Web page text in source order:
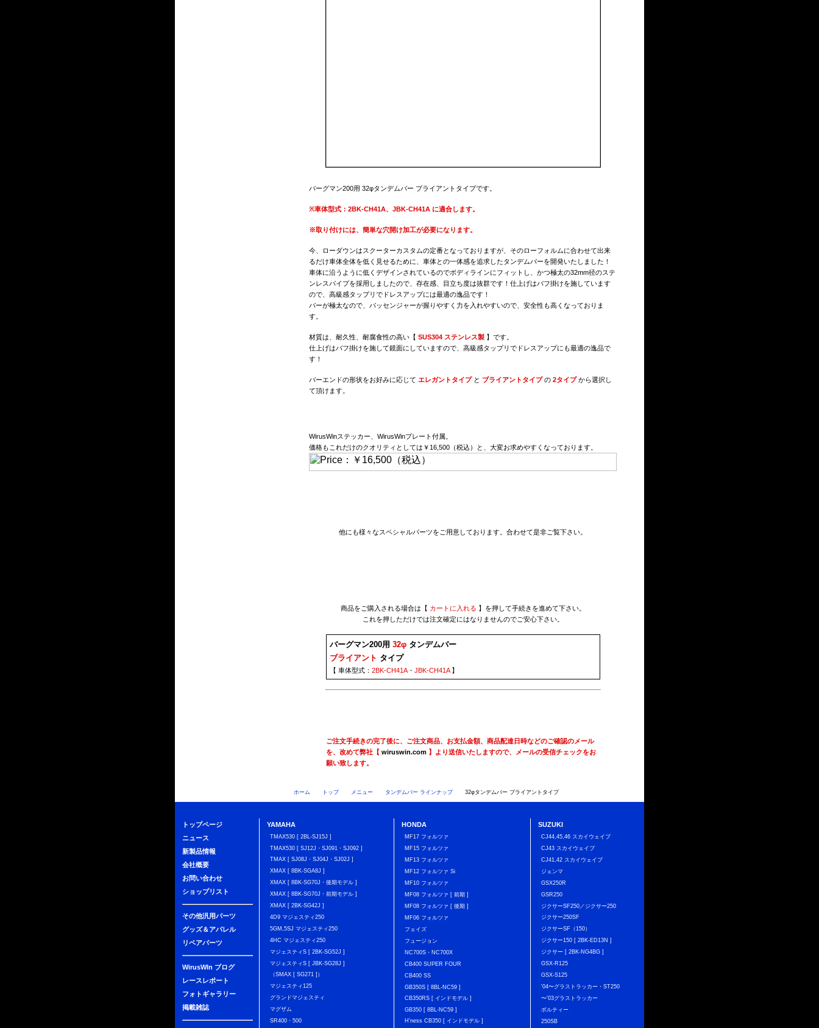
バーグマン200用 32φタンデムバー ブライアントタイプです。
※車体型式：2BK-CH41A、JBK-CH41A に適合します。
※取り付けには、簡単な穴開け加工が必要になります。
今、ローダウンはスクーターカスタムの定番となっておりますが、そのローフォルムに合わせて出来
るだけ車体全体を低く見せるために、車体との一体感を追求したタンデムバーを開発いたしました！
車体に沿うように低くデザインされているのでボディラインにフィットし、かつ極太の32mm径のステ
ンレスパイプを採用しましたので、存在感、目立ち度は抜群です！仕上げはバフ掛けを施しています
ので、高級感タップリでドレスアップには最適の逸品です！
バーが極太なので、パッセンジャーが握りやすく力を入れやすいので、安全性も高くなっておりま
す。
材質は、耐久性、耐腐食性の高い【 SUS304 ステンレス製 】です。
仕上げはバフ掛けを施して鏡面にしていますので、高級感タップリでドレスアップにも最適の逸品で
す！
バーエンドの形状をお好みに応じて エレガントタイプと ブライアントタイプの 2タイプから選択し
て頂けます。
WirusWinステッカー、WirusWinプレート付属。
価格もこれだけのクオリティとしては￥16,500（税込）と、大変お求めやすくなっております。
他にも様々なスペシャルパーツをご用意しております。合わせて是非ご覧下さい。
商品をご購入される場合は【 カートに入れる 】を押して手続きを進めて下さい。
これを押しただけでは注文確定にはなりませんのでご安心下さい。
バーグマン200用 32φタンデムバー
ブライアント タイプ
【 車体型式： 2BK-CH41A・ JBK-CH41A】
ご注文手続きの完了後に、ご注文商品、お支払金額、商品配達日時などのご確認のメール
を、改めて弊社【 wiruswin.com】より送信いたしますので、メールの受信チェックをお
願い致します。
ホーム トップ メニュー タンデムバー ラインナップ 32φタンデムバー ブライアントタイプ
トップページ
ニュース
新製品情報
会社概要
お問い合わせ
ショップリスト
その他汎用パーツ
グッズ＆アパレル
リペアパーツ
WirusWIn ブログ
レースレポート
フォトギャラリー
掲載雑誌
YAMAHA
TMAX530 [ 2BL-SJ15J ]
TMAX530 [ SJ12J・SJ091・SJ092 ]
TMAX [ SJ08J・SJ04J・SJ02J ]
XMAX [ 8BK-SGA8J ]
XMAX [ 8BK-SG70J・後期モデル ]
XMAX [ 8BK-SG70J・前期モデル ]
XMAX [ 2BK-SG42J ]
4D9 マジェスティ250
5GM,5SJ マジェスティ250
4HC マジェスティ250
マジェスティS [ 2BK-SG52J ]
マジェスティS [ JBK-SG28J ]
（SMAX [ SG271 ]）
マジェスティ125
グランドマジェスティ
マグザム
SR400・500
HONDA
MF17 フォルツァ
MF15 フォルツァ
MF13 フォルツァ
MF12 フォルツァ Si
MF10 フォルツァ
MF08 フォルツァ [ 前期 ]
MF08 フォルツァ [ 後期 ]
MF06 フォルツァ
フェイズ
フュージョン
NC700S・NC700X
CB400 SUPER FOUR
CB400 SS
GB350S [ 8BL-NC59 ]
CB350RS [ インドモデル ]
GB350 [ 8BL-NC59 ]
H'ness CB350 [ インドモデル ]
SUZUKI
CJ44,45,46 スカイウェイブ
CJ43 スカイウェイブ
CJ41,42 スカイウェイブ
ジェンマ
GSX250R
GSR250
ジクサーSF250／ジクサー250
ジクサー250SF
ジクサーSF（150）
ジクサー150 [ 2BK-ED13N ]
ジクサー [ 2BK-NG4BG ]
GSX-R125
GSX-S125
'04〜グラストラッカー・ST250
〜'03グラストラッカー
ボルティー
250SB